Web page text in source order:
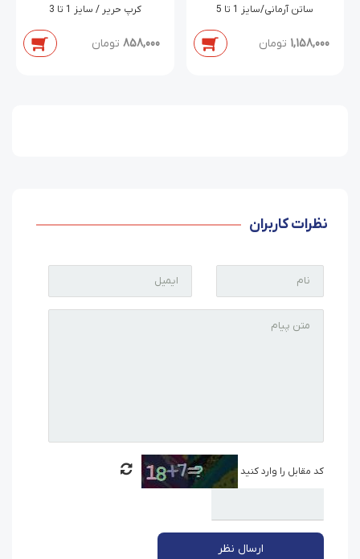
ساتن آرمانی/سایز 1 تا 5
1,158,000 تومان
کرپ حریر / سایز 1 تا 3
858,000 تومان
نظرات کاربران
کد مقابل را وارد کنید
ارسال نظر